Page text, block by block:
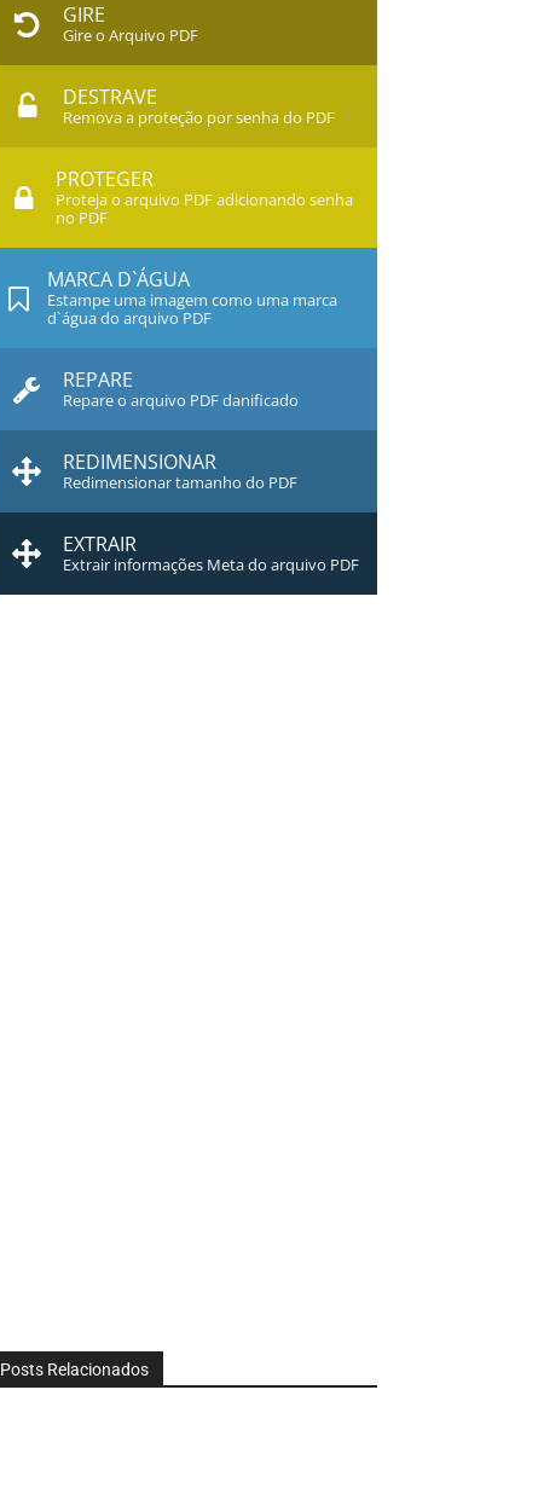
GIRE
Gire o Arquivo PDF
DESTRAVE
Remova a proteção por senha do PDF
PROTEGER
Proteja o arquivo PDF adicionando senha
no PDF
MARCA D`ÁGUA
Estampe uma imagem como uma marca
d`água do arquivo PDF
REPARE
Repare o arquivo PDF danificado
REDIMENSIONAR
Redimensionar tamanho do PDF
EXTRAIR
Extrair informações Meta do arquivo PDF
Posts Relacionados